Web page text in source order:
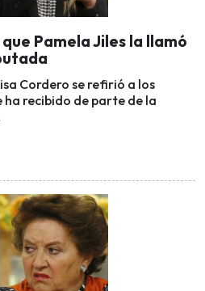
Pamela Jiles la llamó
Cordero se refirió a los
recibido de parte de la